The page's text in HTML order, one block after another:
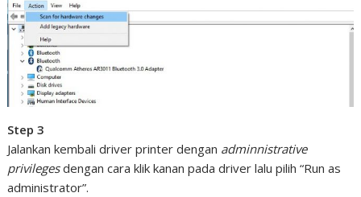
Step 3
Jalankan kembali driver printer dengan adminnistrative
privilegesdengan cara klik kanan pada driver lalu pilih “Run as
administrator”.